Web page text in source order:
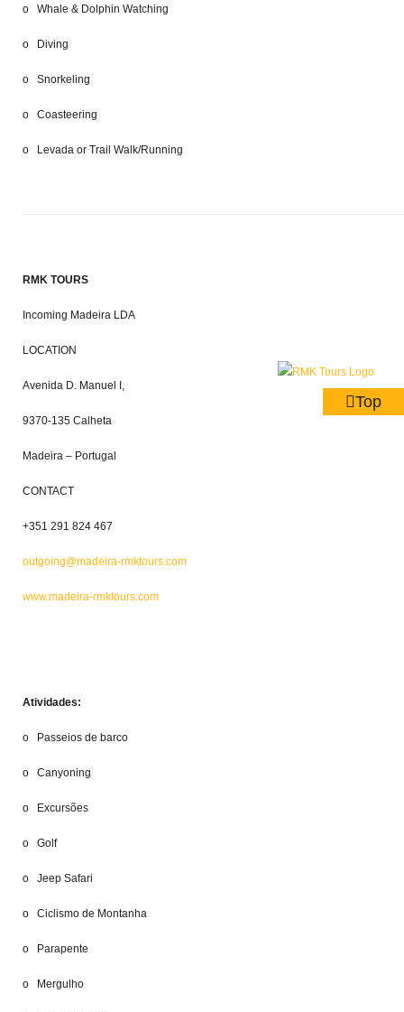
o Whale & Dolphin Watching
o Diving
o Snorkeling
o Coasteering
o Levada or Trail Walk/Running
RMK TOURS
Incoming Madeira LDA
LOCATION
Avenida D. Manuel I,
9370-135 Calheta
Madeira – Portugal
CONTACT
+351 291 824 467
outgoing@madeira-rmktours.com
www.madeira-rmktours.com
Atividades:
o Passeios de barco
o Canyoning
o Excursões
o Golf
o Jeep Safari
o Ciclismo de Montanha
o Parapente
o Mergulho
Top